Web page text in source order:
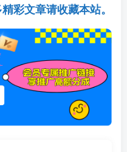
彩文章请收藏本站。